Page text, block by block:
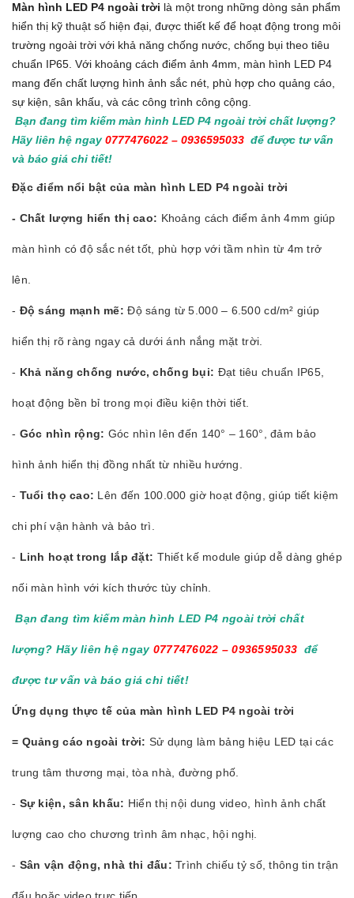
Màn hình LED P4 ngoài trời là một trong những dòng sản phẩm
hiển thị kỹ thuật số hiện đại, được thiết kế để hoạt động trong môi
trường ngoài trời với khả năng chống nước, chống bụi theo tiêu
chuẩn IP65. Với khoảng cách điểm ảnh 4mm, màn hình LED P4
mang đến chất lượng hình ảnh sắc nét, phù hợp cho quảng cáo,
sự kiện, sân khấu, và các công trình công cộng.
Bạn đang tìm kiếm màn hình LED P4 ngoài trời chất lượng?
Hãy liên hệ ngay0777476022 – 0936595033 để được tư vấn
và báo giá chi tiết!
Đặc điểm nổi bật của màn hình LED P4 ngoài trời
- Chất lượng hiển thị cao: Khoảng cách điểm ảnh 4mm giúp
màn hình có độ sắc nét tốt, phù hợp với tầm nhìn từ 4m trở
lên.
- Độ sáng mạnh mẽ: Độ sáng từ 5.000 – 6.500 cd/m² giúp
hiển thị rõ ràng ngay cả dưới ánh nắng mặt trời.
- Khả năng chống nước, chống bụi: Đạt tiêu chuẩn IP65,
hoạt động bền bỉ trong mọi điều kiện thời tiết.
- Góc nhìn rộng: Góc nhìn lên đến 140° – 160°, đảm bảo
hình ảnh hiển thị đồng nhất từ nhiều hướng.
- Tuổi thọ cao: Lên đến 100.000 giờ hoạt động, giúp tiết kiệm
chi phí vận hành và bảo trì.
- Linh hoạt trong lắp đặt: Thiết kế module giúp dễ dàng ghép
nối màn hình với kích thước tùy chỉnh.
Bạn đang tìm kiếm màn hình LED P4 ngoài trời chất
lượng? Hãy liên hệ ngay0777476022 – 0936595033 để
được tư vấn và báo giá chi tiết!
Ứng dụng thực tế của màn hình LED P4 ngoài trời
= Quảng cáo ngoài trời: Sử dụng làm bảng hiệu LED tại các
trung tâm thương mại, tòa nhà, đường phố.
- Sự kiện, sân khấu: Hiển thị nội dung video, hình ảnh chất
lượng cao cho chương trình âm nhạc, hội nghị.
- Sân vận động, nhà thi đấu: Trình chiếu tỷ số, thông tin trận